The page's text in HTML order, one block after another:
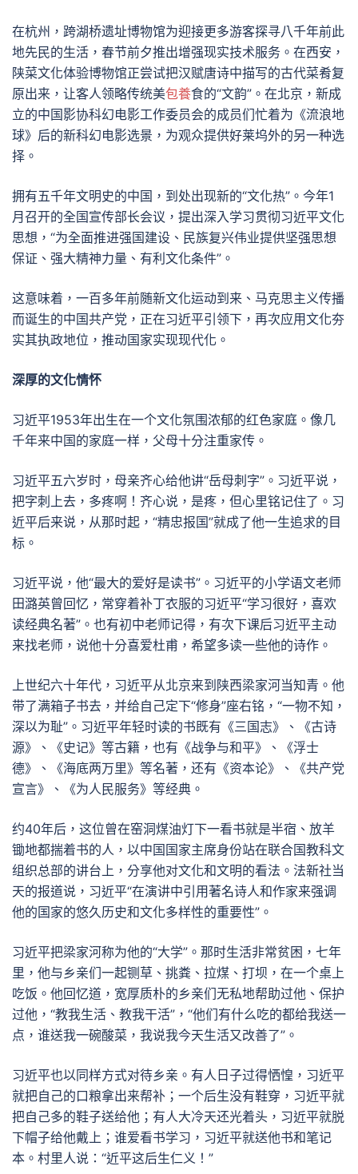
在杭州，跨湖桥遗址博物馆为迎接更多游客探寻八千年前此
地先民的生活，春节前夕推出增强现实技术服务。在西安，
陕菜文化体验博物馆正尝试把汉赋唐诗中描写的古代菜肴复
原出来，让客人领略传统美包養食的“文韵”。在北京，新成
立的中国影协科幻电影工作委员会的成员们忙着为《流浪地
球》后的新科幻电影选景，为观众提供好莱坞外的另一种选
择。
拥有五千年文明史的中国，到处出现新的“文化热”。今年1
月召开的全国宣传部长会议，提出深入学习贯彻习近平文化
思想，“为全面推进强国建设、民族复兴伟业提供坚强思想
保证、强大精神力量、有利文化条件”。
这意味着，一百多年前随新文化运动到来、马克思主义传播
而诞生的中国共产党，正在习近平引领下，再次应用文化夯
实其执政地位，推动国家实现现代化。
深厚的文化情怀
习近平1953年出生在一个文化氛围浓郁的红色家庭。像几
千年来中国的家庭一样，父母十分注重家传。
习近平五六岁时，母亲齐心给他讲“岳母刺字”。习近平说，
把字刺上去，多疼啊！齐心说，是疼，但心里铭记住了。习
近平后来说，从那时起，“精忠报国”就成了他一生追求的目
标。
习近平说，他“最大的爱好是读书”。习近平的小学语文老师
田潞英曾回忆，常穿着补丁衣服的习近平“学习很好，喜欢
读经典名著”。也有初中老师记得，有次下课后习近平主动
来找老师，说他十分喜爱杜甫，希望多读一些他的诗作。
上世纪六十年代，习近平从北京来到陕西梁家河当知青。他
带了满箱子书去，并给自己定下“修身”座右铭，“一物不知，
深以为耻”。习近平年轻时读的书既有《三国志》、《古诗
源》、《史记》等古籍，也有《战争与和平》、《浮士
德》、《海底两万里》等名著，还有《资本论》、《共产党
宣言》、《为人民服务》等经典。
约40年后，这位曾在窑洞煤油灯下一看书就是半宿、放羊
锄地都揣着书的人，以中国国家主席身份站在联合国教科文
组织总部的讲台上，分享他对文化和文明的看法。法新社当
天的报道说，习近平“在演讲中引用著名诗人和作家来强调
他的国家的悠久历史和文化多样性的重要性”。
习近平把梁家河称为他的“大学”。那时生活非常贫困，七年
里，他与乡亲们一起铡草、挑粪、拉煤、打坝，在一个桌上
吃饭。他回忆道，宽厚质朴的乡亲们无私地帮助过他、保护
过他，“教我生活、教我干活”，“他们有什么吃的都给我送一
点，谁送我一碗酸菜，我说我今天生活又改善了”。
习近平也以同样方式对待乡亲。有人日子过得恓惶，习近平
就把自己的口粮拿出来帮补；一个后生没有鞋穿，习近平就
把自己多的鞋子送给他；有人大冷天还光着头，习近平就脱
下帽子给他戴上；谁爱看书学习，习近平就送他书和笔记
本。村里人说：“近平这后生仁义！”